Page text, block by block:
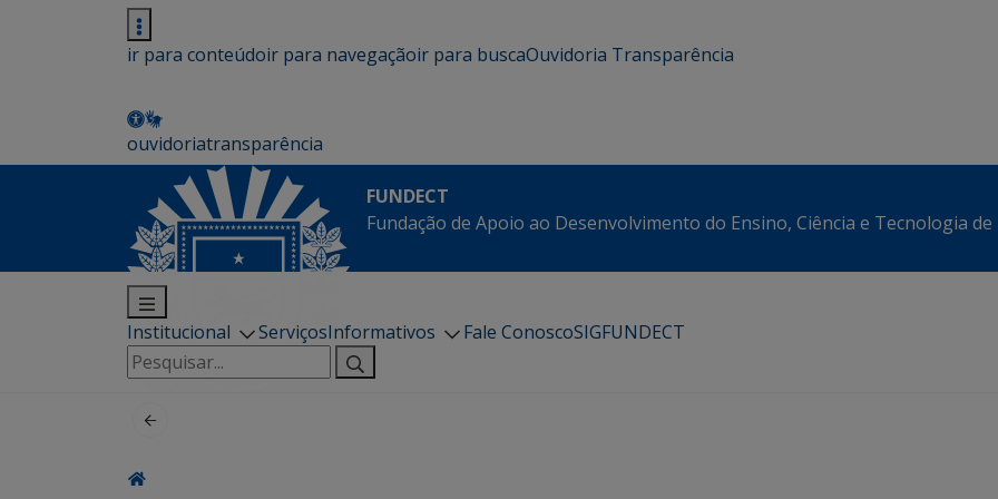
ir para conteúdoir para navegaçãoir para buscaOuvidoria Transparência
ouvidoriatransparência
FUNDECT
Fundação de Apoio ao Desenvolvimento do Ensino, Ciência e Tecnologia de
Institucional ServiçosInformativos Fale ConoscoSIGFUNDECT
Pesquisar
por: